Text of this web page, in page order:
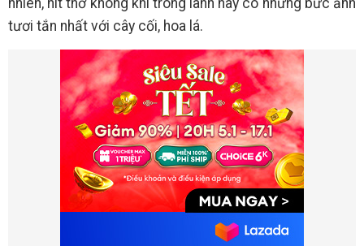
nhiên, hít thở không khí trong lành hay có những bức ảnh
tươi tắn nhất với cây cối, hoa lá.